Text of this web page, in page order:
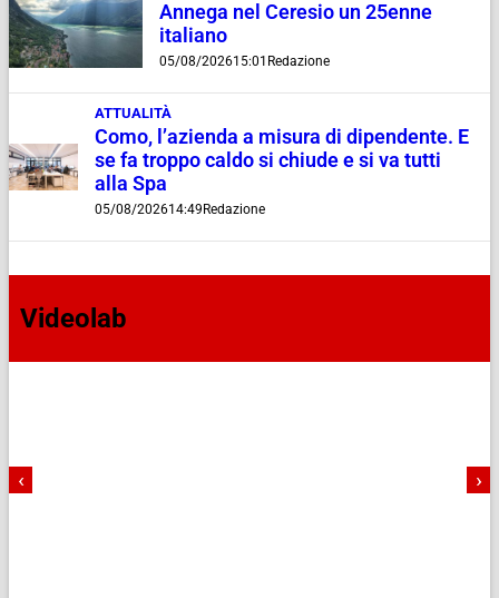
Annega nel Ceresio un 25enne
italiano
05/08/202615:01 Redazione
ATTUALITÀ
Como, l’azienda a misura di dipendente. E
se fa troppo caldo si chiude e si va tutti
alla Spa
05/08/202614:49 Redazione
Videolab
‹ ›